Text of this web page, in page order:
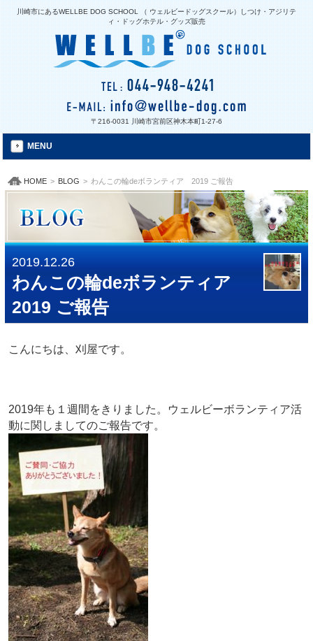
川崎市にあるWELLBE DOG SCHOOL （ ウェルビードッグスクール）しつけ・アジリテ
ィ・ドッグホテル・グッズ販売
〒216-0031 川崎市宮前区神木本町1-27-6
MENU
HOME > BLOG > わんこの輪deボランティア 2019 ご報告
2019.12.26
わんこの輪deボランティア
2019 ご報告
こんにちは、刈屋です。
2019年も１週間をきりました。ウェルビーボランティア活
動に関しましてのご報告です。